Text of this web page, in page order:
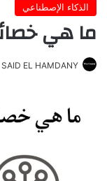
الذكاء الإصطناعي
ما هي
SAID EL HAMDANY